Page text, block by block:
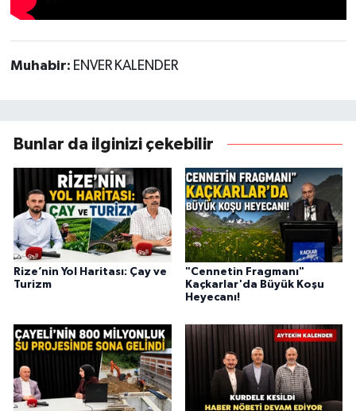
Muhabir: ENVER KALENDER
Bunlar da ilginizi çekebilir
Rize’nin Yol Haritası: Çay ve
Turizm
"Cennetin Fragmanı"
Kaçkarlar'da Büyük Koşu
Heyecanı!